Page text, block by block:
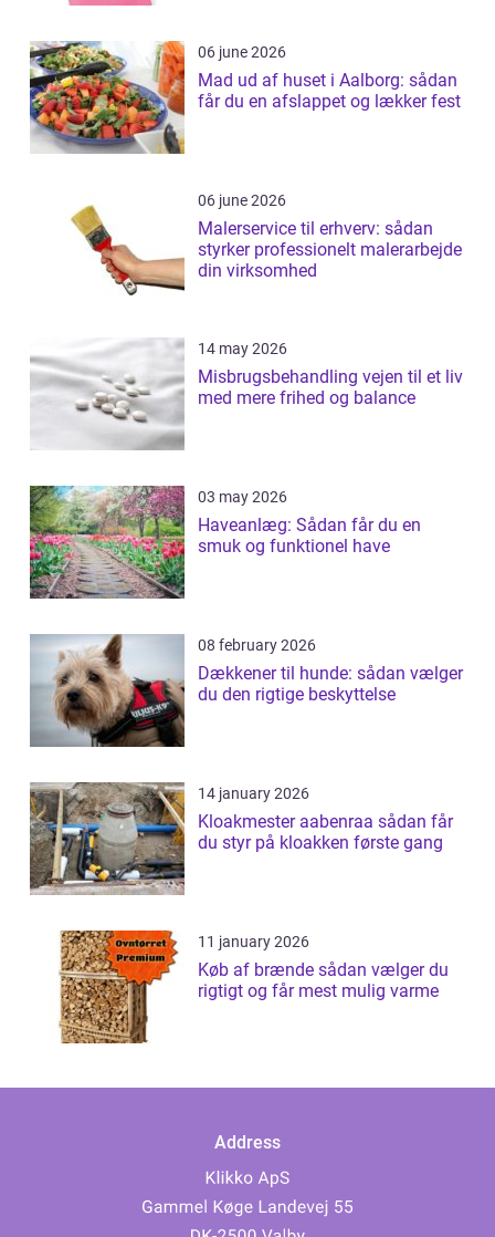
06 june 2026
Mad ud af huset i Aalborg: sådan
får du en afslappet og lækker fest
06 june 2026
Malerservice til erhverv: sådan
styrker professionelt malerarbejde
din virksomhed
14 may 2026
Misbrugsbehandling vejen til et liv
med mere frihed og balance
03 may 2026
Haveanlæg: Sådan får du en
smuk og funktionel have
08 february 2026
Dækkener til hunde: sådan vælger
du den rigtige beskyttelse
14 january 2026
Kloakmester aabenraa sådan får
du styr på kloakken første gang
11 january 2026
Køb af brænde sådan vælger du
rigtigt og får mest mulig varme
Address